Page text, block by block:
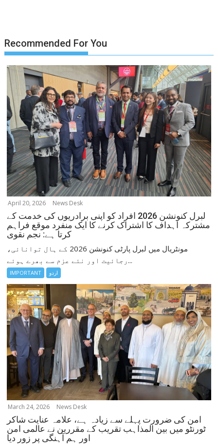
Recommended For You
April 20, 2026 News Desk
لبرل کنونشن 2026 افراد کو اپنی برادریوں کی خدمت کے
مشترکہ اہداف کا اشتراک کرنے کا ایک منفرد موقع فراہم
کرتا ہے: نجم نقوی
مونٹریال میں لبرل پارٹی کنونشن 2026 کے ہال توانائی،
رجائیت اور نئے عزم سے بھرے ہوئے...
IMPORTANT اردو
March 24, 2026 News Desk
امن کی ضرورت پہلے سے زیادہ ہے، علامہ عنایت شاکر
ٹورنٹو میں بین المذاہب تقریب کے مقررین نے عالمی امن
اور ہم آہنگی پر زور دیا